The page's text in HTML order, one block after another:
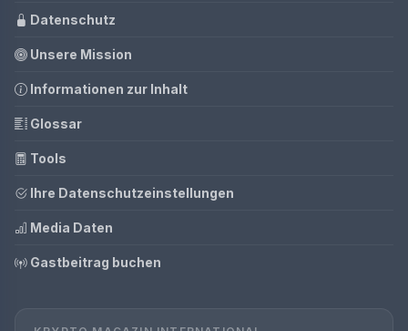
Datenschutz
Unsere Mission
Informationen zur Inhalt
Glossar
Tools
Ihre Datenschutzeinstellungen
Media Daten
Gastbeitrag buchen